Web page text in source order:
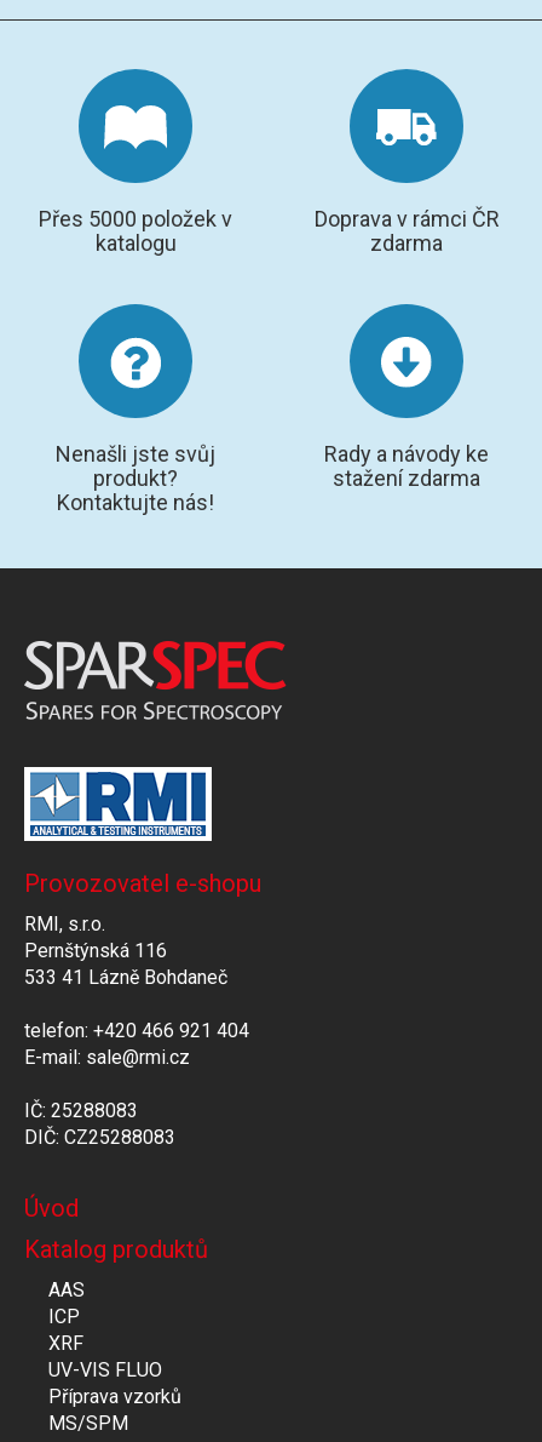
Přes 5000 položek v
katalogu
Doprava v rámci ČR
zdarma
Nenašli jste svůj
produkt?
Kontaktujte nás!
Rady a návody ke
stažení zdarma
Provozovatel e-shopu
RMI, s.r.o.
Pernštýnská 116
533 41 Lázně Bohdaneč
telefon: +420 466 921 404
E-mail: sale@rmi.cz
IČ: 25288083
DIČ: CZ25288083
Úvod
Katalog produktů
AAS
ICP
XRF
UV-VIS FLUO
Příprava vzorků
MS/SPM